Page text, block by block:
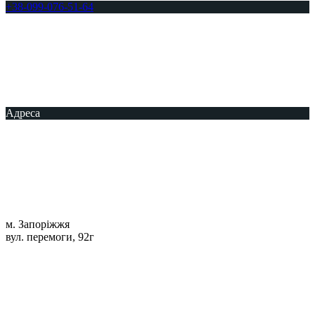
+38-099-076-51-64
Адреса
м. Запоріжжя
вул. перемоги, 92г